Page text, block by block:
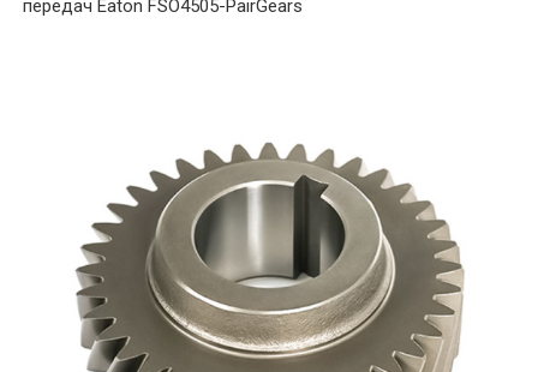
передач Eaton FSO4505-PairGears